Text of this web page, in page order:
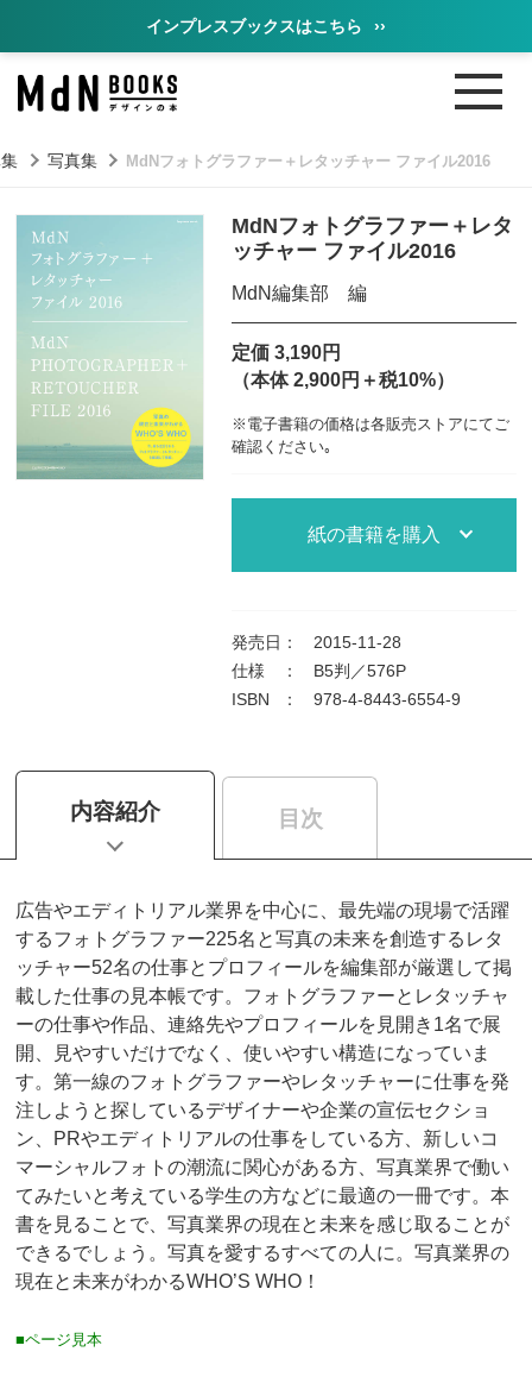
インプレスブックスはこちら ››
写真集 MdNフォトグラファー＋レタッチャー ファイル2016
MdNフォトグラファー＋レタ
ッチャー ファイル2016
MdN編集部 編
定価 3,190円
（本体 2,900円＋税10%）
※電子書籍の価格は各販売ストアにてご
確認ください｡
紙の書籍を購入
発売日 ：
2015-11-28
仕様
：
B5判／576P
ISBN
： 978-4-8443-6554-9
内容紹介 目次
広告やエディトリアル業界を中心に、最先端の現場で活躍
するフォトグラファー225名と写真の未来を創造するレタ
ッチャー52名の仕事とプロフィールを編集部が厳選して掲
載した仕事の見本帳です。フォトグラファーとレタッチャ
ーの仕事や作品、連絡先やプロフィールを見開き1名で展
開、見やすいだけでなく、使いやすい構造になっていま
す。第一線のフォトグラファーやレタッチャーに仕事を発
注しようと探しているデザイナーや企業の宣伝セクショ
ン、PRやエディトリアルの仕事をしている方、新しいコ
マーシャルフォトの潮流に関心がある方、写真業界で働い
てみたいと考えている学生の方などに最適の一冊です。本
書を見ることで、写真業界の現在と未来を感じ取ることが
できるでしょう。写真を愛するすべての人に。写真業界の
現在と未来がわかるWHO’S WHO！
■ページ見本